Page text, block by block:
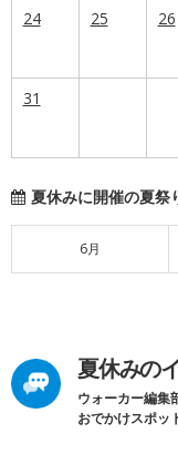
24 25 26
31
夏休みに開催の夏祭
6月
夏休みの
ウォーカー編集
おでかけスポッ